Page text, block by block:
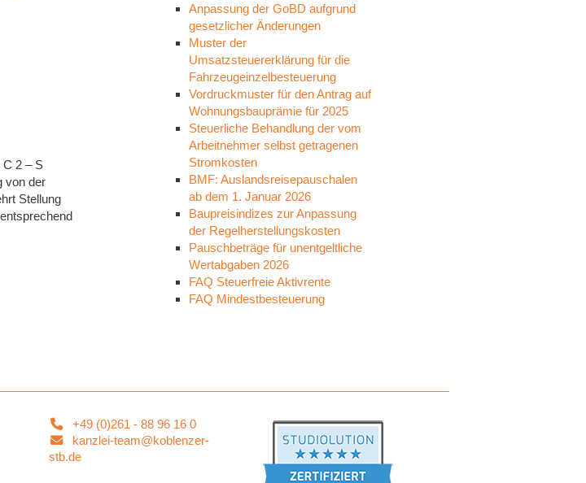
C 2 – S
von der
Stellung
Anpassung der GoBD aufgrund
gesetzlicher Änderungen
Muster der
Umsatzsteuererklärung für die
Fahrzeugeinzelbesteuerung
Vordruckmuster für den Antrag auf
Wohnungsbauprämie für 2025
Steuerliche Behandlung der vom
Arbeitnehmer selbst getragenen
Stromkosten
BMF: Auslandsreisepauschalen
ab dem 1. Januar 2026
Baupreisindizes zur Anpassung
der Regelherstellungskosten
Pauschbeträge für unentgeltliche
Wertabgaben 2026
FAQ Steuerfreie Aktivrente
FAQ Mindestbesteuerung
+49 (0)261 - 88 96 16 0
kanzlei-team@koblenzer-
stb.de